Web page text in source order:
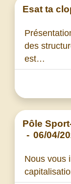
Esat ta
des
est…
Pôle
- 06/04/
Nous vous